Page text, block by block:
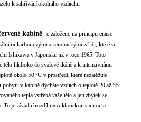
k zahřívání okolního vzduchu
kabině je založeno na principu emise
karbonovými a keramickými zářiči, které si
Ishikawa v Japonsku již v roce 1965. Toto
tělo hluboko do svalové tkáně a k intenzivnímu
okolo 50 °C v prostředí, které nezatěžuje
pobytu v kabině dýcháte vzduch o teplotě 20 až 55
tepla vstřebá vaše tělo a jen zbytek se
To je zásadní rozdíl mezi klasickou saunou a